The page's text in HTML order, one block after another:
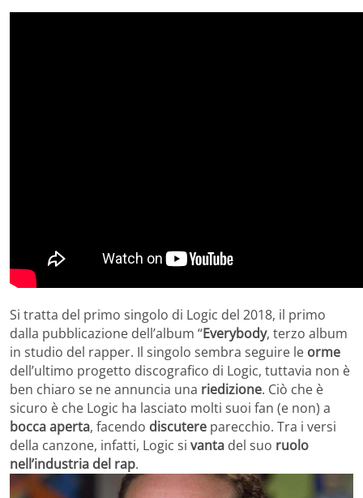
Si tratta del primo singolo di Logic del 2018, il primo
dalla pubblicazione dell’album “Everybody, terzo album
in studio del rapper. Il singolo sembra seguire le orme
dell’ultimo progetto discografico di Logic, tuttavia non è
ben chiaro se ne annuncia una riedizione. Ciò che è
sicuro è che Logic ha lasciato molti suoi fan (e non) a
bocca aperta, facendo discutere parecchio. Tra i versi
della canzone, infatti, Logic si vanta del suo ruolo
nell’industria del rap.